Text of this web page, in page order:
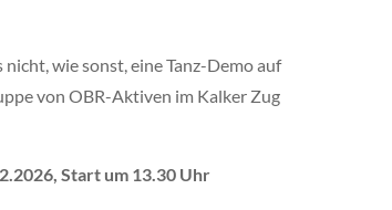
wie sonst, eine Tanz-Demo auf
von OBR-Aktiven im Kalker Zug
Start um 13.30 Uhr